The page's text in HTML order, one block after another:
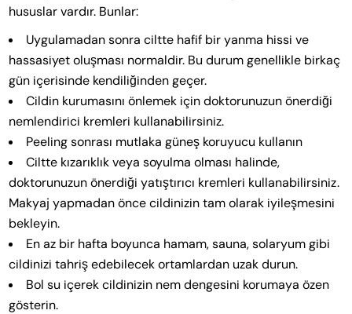
hususlar vardır. Bunlar:
Uygulamadan sonra ciltte hafif bir yanma hissi ve
hassasiyet oluşması normaldir. Bu durum genellikle birkaç
gün içerisinde kendiliğinden geçer.
Cildin kurumasını önlemek için doktorunuzun önerdiği
nemlendirici kremleri kullanabilirsiniz.
Peeling sonrası mutlaka güneş koruyucu kullanın
Ciltte kızarıklık veya soyulma olması halinde,
doktorunuzun önerdiği yatıştırıcı kremleri kullanabilirsiniz.
Makyaj yapmadan önce cildinizin tam olarak iyileşmesini
bekleyin.
En az bir hafta boyunca hamam, sauna, solaryum gibi
cildinizi tahriş edebilecek ortamlardan uzak durun.
Bol su içerek cildinizin nem dengesini korumaya özen
gösterin.